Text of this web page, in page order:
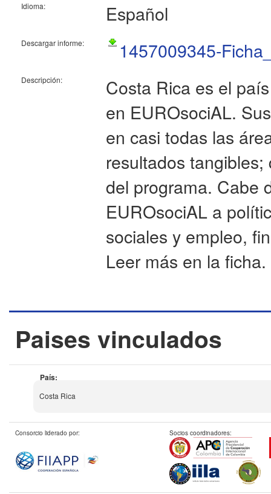
Idioma: Español
Descargar informe: 1457009345-
Descripción:
Costa Rica es el
en EUROsociAL.
en casi todas las
resultados
del programa. Cabe
EUROsociAL a
sociales y empleo,
Leer más en la ficha.
Paises vinculados
País:
Costa Rica
Consorcio liderado por: Socios coordinadores: